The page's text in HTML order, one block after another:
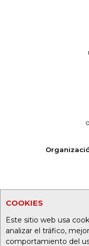
COOKIES
Este sitio web usa
analizar el tráfico,
comportamiento del